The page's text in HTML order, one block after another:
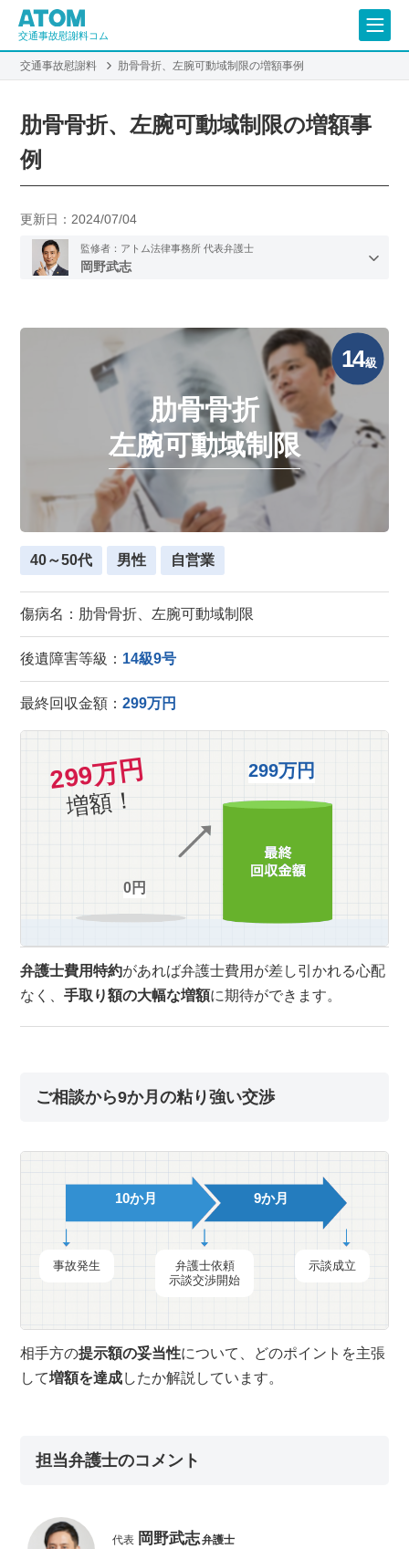
交通事故慰謝料コム
交通事故慰謝料 肋骨骨折、左腕可動域制限の増額事例
肋骨骨折、左腕可動域制限の増額事
例
更新日： 2024/07/04
監修者：アトム法律事務所 代表弁護士
岡野武志
14級
肋骨骨折
左腕可動域制限
40～50代 男性 自営業
傷病名：肋骨骨折、左腕可動域制限
後遺障害等級： 14級9号
最終回収金額：299万円
299万円
増額！
0円
299万円
弁護士費用特約があれば弁護士費用が差し引かれる心配
なく、手取り額の大幅な増額に期待ができます。
ご相談から9か月の粘り強い交渉
10か月 9か月
事故発生
弁護士依頼
示談交渉開始
示談成立
相手方の提示額の妥当性について、どのポイントを主張
して増額を達成したか解説しています。
担当弁護士のコメント
代表 岡野武志弁護士